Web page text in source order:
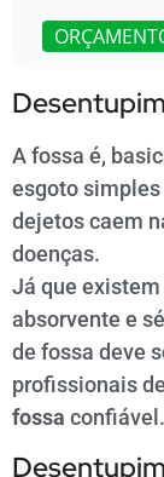
A fossa é,
esgoto simples
dejetos caem
doenças.
Já que
absorvente e
de fossa deve
profissionais
fossa confiável.